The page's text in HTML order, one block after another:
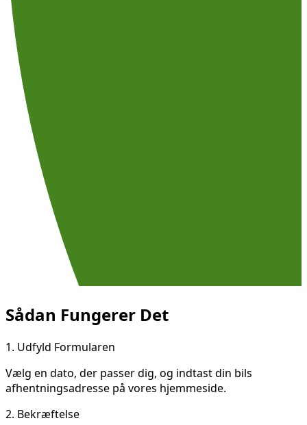
Sådan Fungerer Det
1. Udfyld Formularen
Vælg en dato, der passer dig, og indtast din bils
afhentningsadresse på vores hjemmeside.
2. Bekræftelse